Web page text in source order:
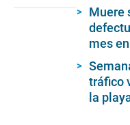
Muere
mes
tráfico
la